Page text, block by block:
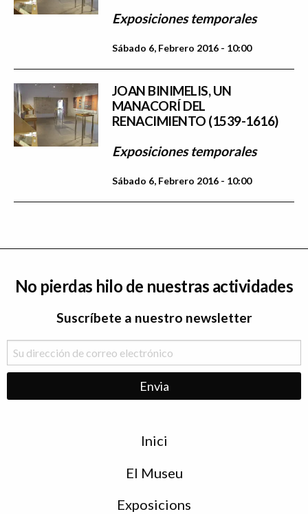
Exposiciones temporales
Sábado 6, Febrero 2016 - 10:00
JOAN BINIMELIS, UN
MANACORÍ DEL
RENACIMIENTO (1539-1616)
Exposiciones temporales
Sábado 6, Febrero 2016 - 10:00
No pierdas hilo de nuestras actividades
Suscríbete a nuestro newsletter
Inici
El Museu
Exposicions